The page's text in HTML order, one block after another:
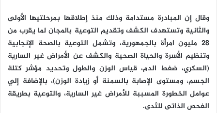
وقال إن المبادرة مستدامة وذلك منذ إطلاقها بمرحلتيها الأولى
والثانية وتستهدف الكشف وتقديم التوعية بالمجان لما يقرب من
28 مليون امرأة بالجمهورية، وتشمل التوعية بالصحة الإنجابية
وتنظيم الأسرة والحياة الصحية والكشف عن الأمراض غير السارية
(السكري، ضغط الدم، قياس الوزن والطول وتحديد مؤشر كتلة
الجسم، ومستوى الإصابة بالسمنة أو زيادة الوزن)، بالإضافة إلي
عوامل الخطورة المسببة للأمراض غير السارية، والتوعية بطريقة
الفحص الذاتى للثدى.